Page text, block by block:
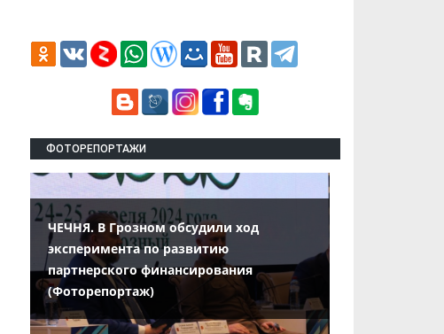
ФОТОРЕПОРТАЖИ
ЧЕЧНЯ. В Грозном обсудили ход
эксперимента по развитию
партнерского финансирования
(Фоторепортаж)